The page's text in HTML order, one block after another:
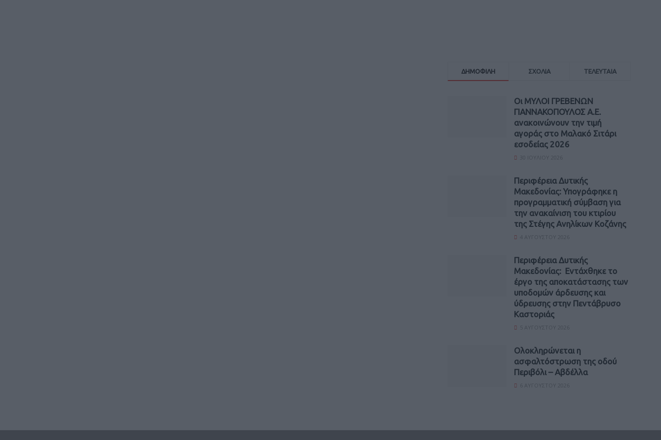
ΔΗΜΟΦΙΛΗ ΣΧΟΛΙΑ ΤΕΛΕΥΤΑΙΑ
Οι ΜΥΛΟΙ ΓΡΕΒΕΝΩΝ
ΓΙΑΝΝΑΚΟΠΟΥΛΟΣ Α.Ε.
ανακοινώνουν την τιμή
αγοράς στο Μαλακό Σιτάρι
εσοδείας 2026
30 ΙΟΥΛΊΟΥ 2026
Περιφέρεια Δυτικής
Μακεδονίας: Υπογράφηκε η
προγραμματική σύμβαση για
την ανακαίνιση του κτιρίου
της Στέγης Ανηλίκων Κοζάνης
4 ΑΥΓΟΎΣΤΟΥ 2026
Περιφέρεια Δυτικής
Μακεδονίας: Εντάχθηκε το
έργο της αποκατάστασης των
υποδομών άρδευσης και
ύδρευσης στην Πεντάβρυσο
Καστοριάς
5 ΑΥΓΟΎΣΤΟΥ 2026
Ολοκληρώνεται η
ασφαλτόστρωση της οδού
Περιβόλι – Αβδέλλα
6 ΑΥΓΟΎΣΤΟΥ 2026